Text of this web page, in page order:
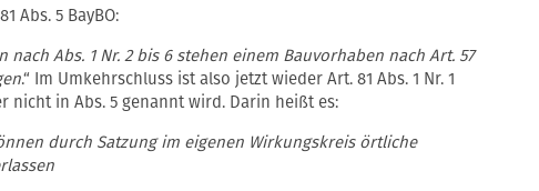
Abs. 5 BayBO:
Abs. 1 Nr. 2 bis 6 stehen einem Bauvorhaben nach Art. 57
.“ Im Umkehrschluss ist also jetzt wieder Art. 81 Abs. 1 Nr. 1
nicht in Abs. 5 genannt wird. Darin heißt es:
durch Satzung im eigenen Wirkungskreis örtliche